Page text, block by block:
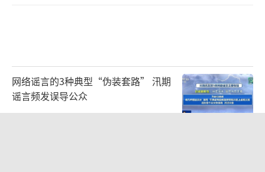
网络谣言的3种典型“伪装套路” 汛期
谣言频发误导公众
2026-08-08 10:47:53